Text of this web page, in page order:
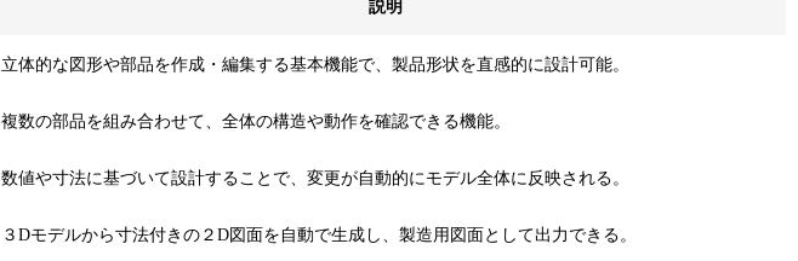
説明
立体的な図形や部品を作成・編集する基本機能で、製品形状を直感的に設計可能。
複数の部品を組み合わせて、全体の構造や動作を確認できる機能。
数値や寸法に基づいて設計することで、変更が自動的にモデル全体に反映される。
３Dモデルから寸法付きの２D図面を自動で生成し、製造用図面として出力できる。